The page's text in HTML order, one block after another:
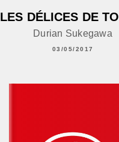
LES DÉLICES DE
Durian Sukegawa
03/05/2017